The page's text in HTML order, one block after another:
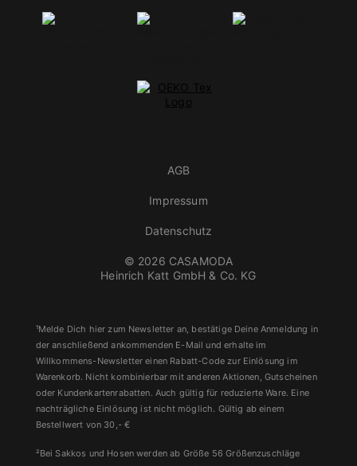
© 2026 CASAMODA
Heinrich Katt GmbH & Co. KG
AGB
Impressum
Datenschutz
¹Melde Dich hier zum Newsletter an, bestätige Deine Anmeldung in
der anschließend ankommenden E-Mail und erhalte im
Willkommens-Newsletter einen Rabatt-Code zur Einlösung im
Warenkorb. Nicht kombinierbar mit anderen Aktionen, Gutscheinen
oder Kundenkartenrabatten. Auch gültig für reduzierte Ware. Eine
nachträgliche Einlösung ist nicht möglich. Gültig ab einem
Bestellwert von 30,- €
²Bei Sakkos und Hosen werden ab Größe 56 Größenzuschläge